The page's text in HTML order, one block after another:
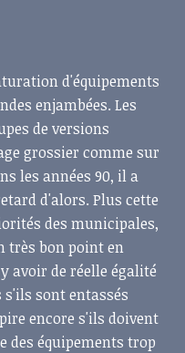
d'équipements
enjambées. Les
de versions
grossier comme sur
les années 90, il a
d'alors. Plus cette
des municipales,
très bon point en
avoir de réelle égalité
s'ils sont entassés
encore s'ils doivent
des équipements trop